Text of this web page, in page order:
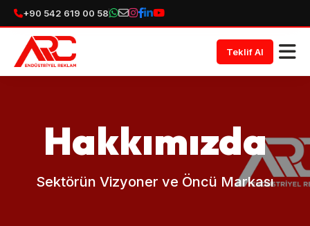
+90 542 619 00 58
Teklif Al
Hakkımızda
Sektörün Vizyoner ve Öncü Markası